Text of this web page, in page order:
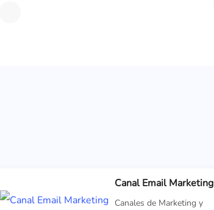
Canal Email Marketing
Canales de Marketing y